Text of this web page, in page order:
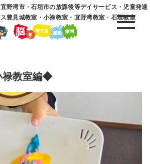
野湾市・石垣市の放課後等デイサービス・児童発達
豊見城教室・小禄教室・宜野湾教室・石垣教室
禄教室編◆